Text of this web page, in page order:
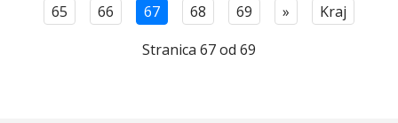
65
66 67 68 69 »
Kraj
Stranica 67 od 69